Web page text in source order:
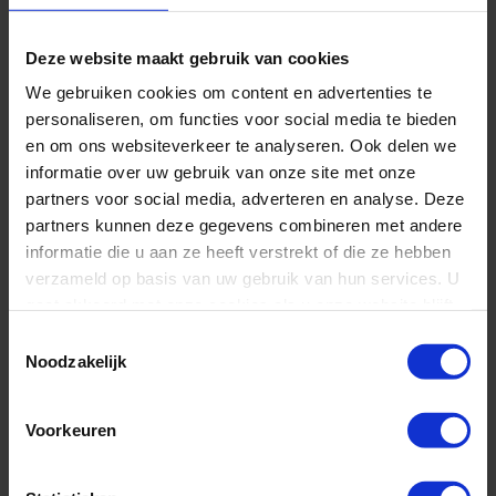
Deze website maakt gebruik van cookies
We gebruiken cookies om content en advertenties te
personaliseren, om functies voor social media te bieden
en om ons websiteverkeer te analyseren. Ook delen we
informatie over uw gebruik van onze site met onze
partners voor social media, adverteren en analyse. Deze
partners kunnen deze gegevens combineren met andere
informatie die u aan ze heeft verstrekt of die ze hebben
verzameld op basis van uw gebruik van hun services. U
Noodzakelijk
Voorkeuren
diensten en u hier eventueel een aanbieding voor te doen.
Wij hebben bij het gebruik van uw persoonsgegevens voor
dit doel een gerechtvaardigd belang, namelijk het aan de
man brengen van onze producten en diensten. Iedere keer
dat wij u een reclamemailing sturen, heeft u de
mogelijkheid ons te laten weten hier geen prijs meer op te
stellen. Zie hiervoor de afmeldlink onderaan iedere mailing.
reclameberichten toesturen als u ons daar vooraf uw